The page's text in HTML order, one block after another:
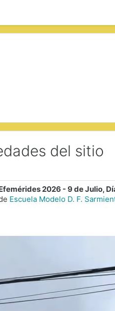
del sitio
2026 - 9 de Julio,
Escuela Modelo D. F.